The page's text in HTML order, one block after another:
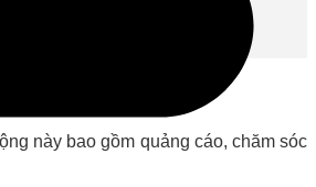
này bao gồm quảng cáo, chăm sóc